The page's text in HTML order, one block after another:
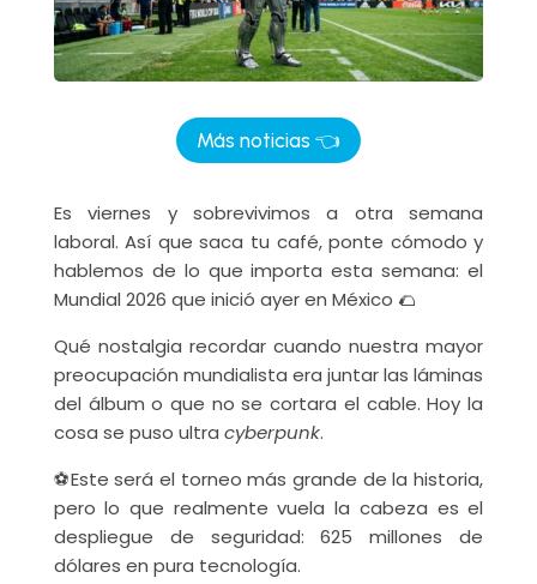
Más noticias 👈
Es viernes y sobrevivimos a otra semana
laboral. Así que saca tu café, ponte cómodo y
hablemos de lo que importa esta semana: el
Mundial 2026 que inició ayer en México 🌮
Qué nostalgia recordar cuando nuestra mayor
preocupación mundialista era juntar las láminas
del álbum o que no se cortara el cable. Hoy la
cosa se puso ultra cyberpunk.
⚽Este será el torneo más grande de la historia,
pero lo que realmente vuela la cabeza es el
despliegue de seguridad: 625 millones de
dólares en pura tecnología.